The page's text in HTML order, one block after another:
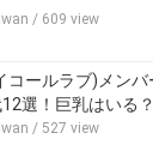
/ 609 view
コールラブ)メン
選！巨乳はいる？
/ 527 view